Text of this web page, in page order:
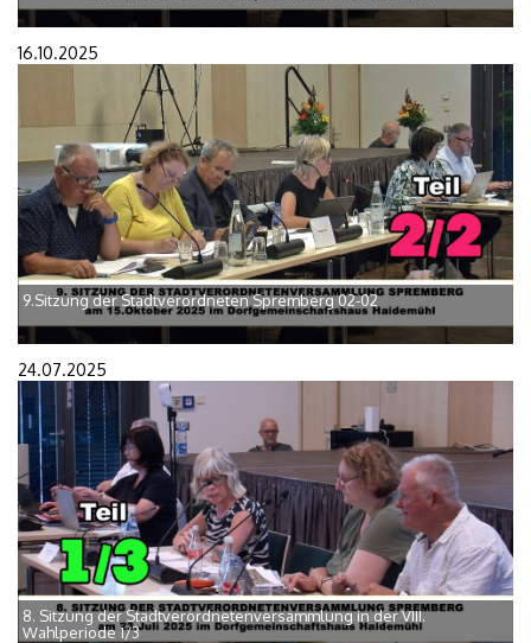
16.10.2025
9.Sitzung der Stadtverordneten Spremberg 02-02
24.07.2025
8. Sitzung der Stadtverordnetenversammlung in der VIII.
Wahlperiode 1/3